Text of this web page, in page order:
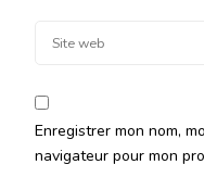
Enregistrer mon nom,
navigateur pour mon